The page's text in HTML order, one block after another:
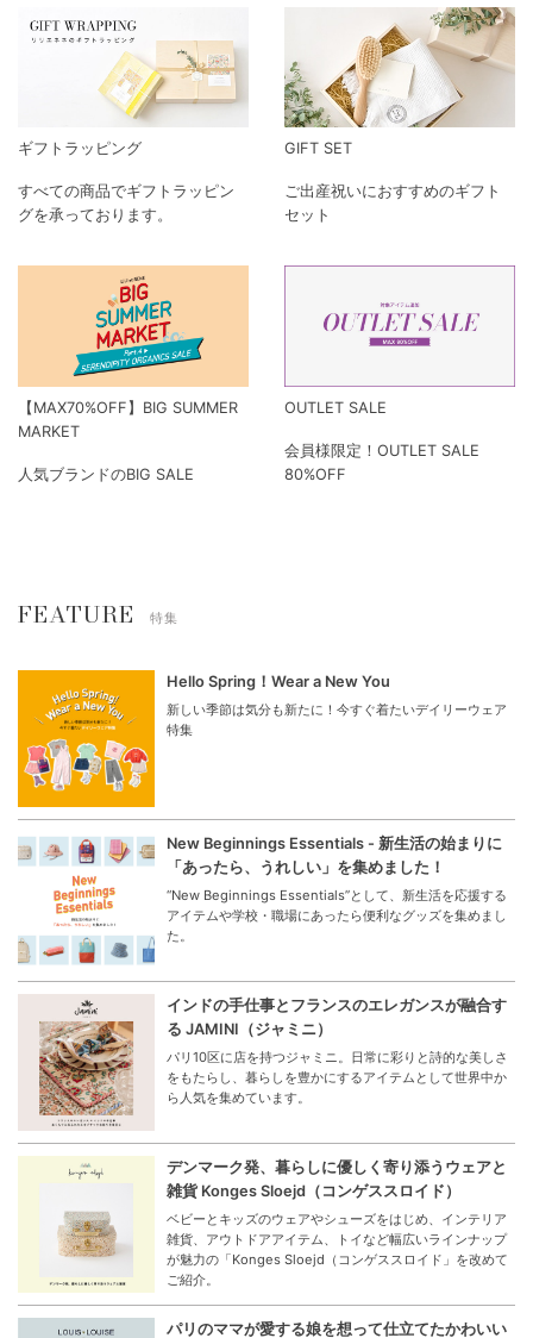
ギフトラッピング
すべての商品でギフトラッピン
グを承っております。
GIFT SET
ご出産祝いにおすすめのギフト
セット
【MAX70%OFF】BIG SUMMER
MARKET
人気ブランドのBIG SALE
OUTLET SALE
会員様限定！OUTLET SALE
80%OFF
FEATURE 特集
Hello Spring！Wear a New You
新しい季節は気分も新たに！今すぐ着たいデイリーウェア
特集
New Beginnings Essentials - 新生活の始まりに
「あったら、うれしい」を集めました！
“New Beginnings Essentials”として、新生活を応援する
アイテムや学校・職場にあったら便利なグッズを集めまし
た。
インドの手仕事とフランスのエレガンスが融合す
る JAMINI（ジャミニ）
パリ10区に店を持つジャミニ。日常に彩りと詩的な美しさ
をもたらし、暮らしを豊かにするアイテムとして世界中か
ら人気を集めています。
デンマーク発、暮らしに優しく寄り添うウェアと
雑貨 Konges Sloejd（コンゲススロイド）
ベビーとキッズのウェアやシューズをはじめ、インテリア
雑貨、アウトドアアイテム、トイなど幅広いラインナップ
が魅力の「Konges Sloejd（コンゲススロイド」を改めて
ご紹介。
パリのママが愛する娘を想って仕立てたかわいい